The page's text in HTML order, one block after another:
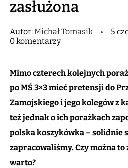
zasłużona
Autor:Michał Tomasik
5
0 komentarzy
Mimo czterech kolejnych
po MŚ 3×3 mieć pretensji do
Zamojskiego i jego kolegów z
też jednak o ich porażkach
polska koszykówka – solidnie
zapracowaliśmy. Czy można to
warto?